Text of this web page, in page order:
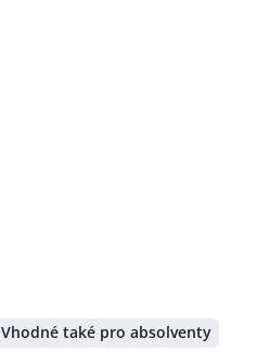
Vhodné také pro absolventy